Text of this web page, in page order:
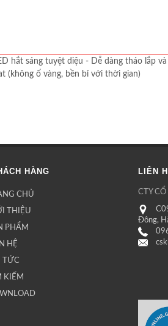
hắt sáng tuyệt diệu - Dễ dàng tháo lắp
(không ố vàng, bền bỉ với thời gian)
HÀNG
CHỦ
THIỆU
PHẨM
HỆ
TỨC
KIẾM
LIÊN
CTY
Đông,